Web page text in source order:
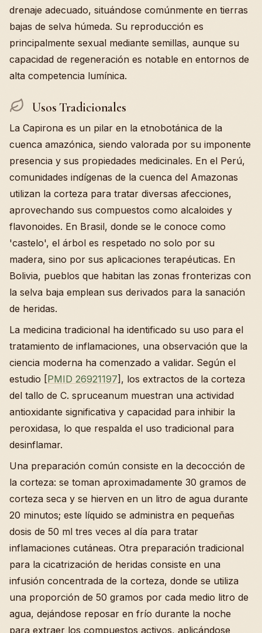
drenaje adecuado, situándose comúnmente en tierras
bajas de selva húmeda. Su reproducción es
principalmente sexual mediante semillas, aunque su
capacidad de regeneración es notable en entornos de
alta competencia lumínica.
Usos Tradicionales
La Capirona es un pilar en la etnobotánica de la
cuenca amazónica, siendo valorada por su imponente
presencia y sus propiedades medicinales. En el Perú,
comunidades indígenas de la cuenca del Amazonas
utilizan la corteza para tratar diversas afecciones,
aprovechando sus compuestos como alcaloides y
flavonoides. En Brasil, donde se le conoce como
'castelo', el árbol es respetado no solo por su
madera, sino por sus aplicaciones terapéuticas. En
Bolivia, pueblos que habitan las zonas fronterizas con
la selva baja emplean sus derivados para la sanación
de heridas.
La medicina tradicional ha identificado su uso para el
tratamiento de inflamaciones, una observación que la
ciencia moderna ha comenzado a validar. Según el
estudio [PMID 26921197], los extractos de la corteza
del tallo de C. spruceanum muestran una actividad
antioxidante significativa y capacidad para inhibir la
peroxidasa, lo que respalda el uso tradicional para
desinflamar.
Una preparación común consiste en la decocción de
la corteza: se toman aproximadamente 30 gramos de
corteza seca y se hierven en un litro de agua durante
20 minutos; este líquido se administra en pequeñas
dosis de 50 ml tres veces al día para tratar
inflamaciones cutáneas. Otra preparación tradicional
para la cicatrización de heridas consiste en una
infusión concentrada de la corteza, donde se utiliza
una proporción de 50 gramos por cada medio litro de
agua, dejándose reposar en frío durante la noche
para extraer los compuestos activos, aplicándose